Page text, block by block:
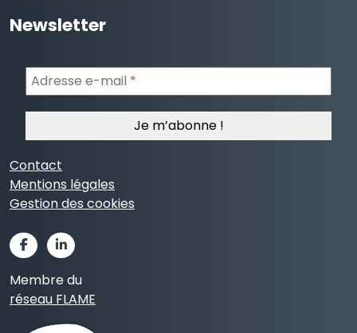
Newsletter
Adresse
e-
mail
Contact
Mentions légales
Gestion des cookies
Membre du
réseau FLAME